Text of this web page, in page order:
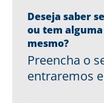
Deseja saber
ou tem
mesmo?
Preencha o
entraremos